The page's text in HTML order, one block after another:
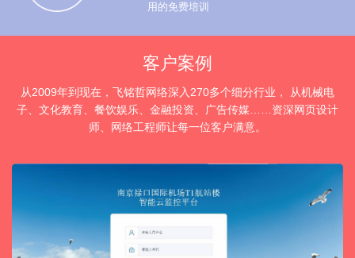
用的免费培训
客户案例
从2009年到现在，飞铭哲网络深入270多个细分行业， 从机械电
子、文化教育、餐饮娱乐、金融投资、广告传媒……资深网页设计
师、网络工程师让每一位客户满意。